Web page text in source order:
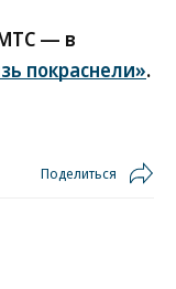
— в
покраснели».
Поделиться